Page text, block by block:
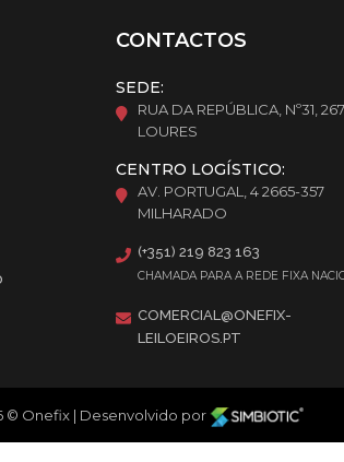
CONTACTOS
SEDE:
RUA DA REPÚBLICA, Nº31,
LOURES
CENTRO LOGÍSTICO:
AV. PORTUGAL, 4 2665-357
MILHARADO
(+351) 219 823 163
CHAMADA PARA A REDE FIXA
COMERCIAL@ONEFIX-
LEILOEIROS.PT
© Onefix | Desenvolvido por